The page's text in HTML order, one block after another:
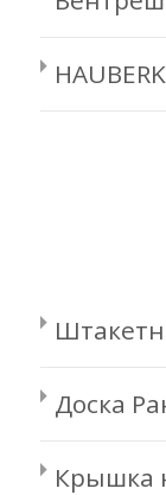
HAUBERK
Доска
Крышка